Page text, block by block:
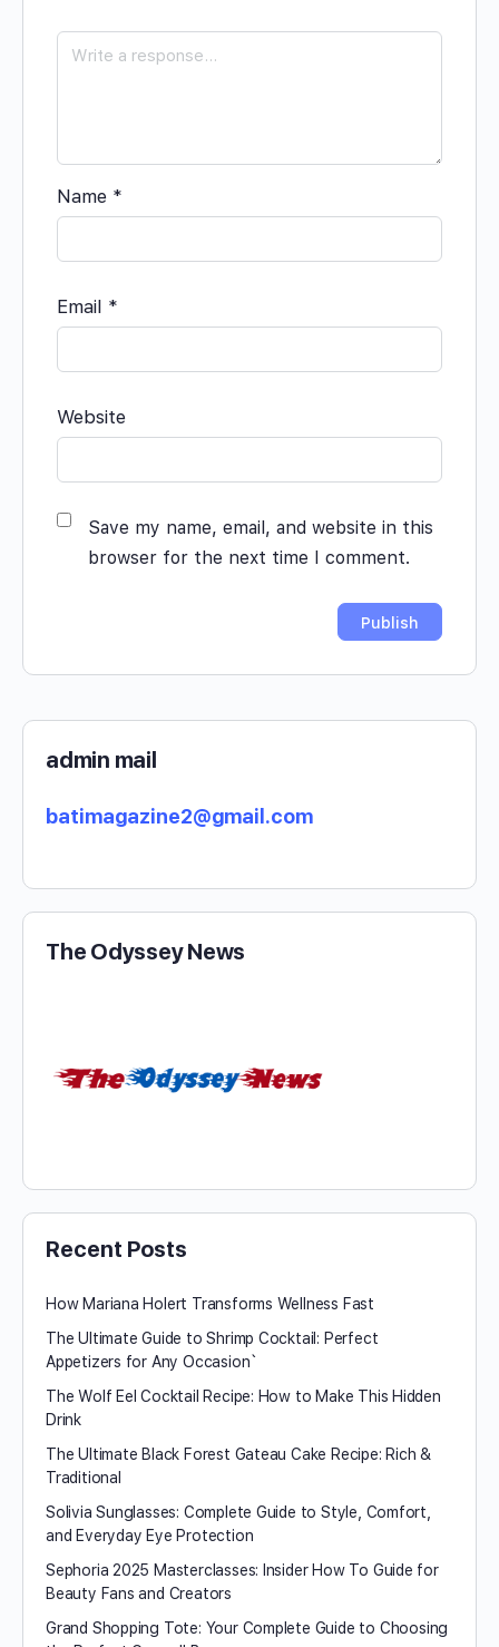
Name *
Email *
Website
Save my name, email, and website in this
browser for the next time I comment.
admin mail
batimagazine2@gmail.com
The Odyssey News
Recent Posts
How Mariana Holert Transforms Wellness Fast
The Ultimate Guide to Shrimp Cocktail: Perfect
Appetizers for Any Occasion`
The Wolf Eel Cocktail Recipe: How to Make This Hidden
Drink
The Ultimate Black Forest Gateau Cake Recipe: Rich &
Traditional
Solivia Sunglasses: Complete Guide to Style, Comfort,
and Everyday Eye Protection
Sephoria 2025 Masterclasses: Insider How To Guide for
Beauty Fans and Creators
Grand Shopping Tote: Your Complete Guide to Choosing